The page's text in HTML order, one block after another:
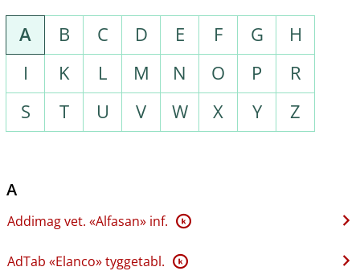
A B C D E F G
H
I
K L M N O P
R
S
T U V W X Y Z
A
Addimag vet. «Alfasan» inf. K
AdTab «Elanco» tyggetabl. K